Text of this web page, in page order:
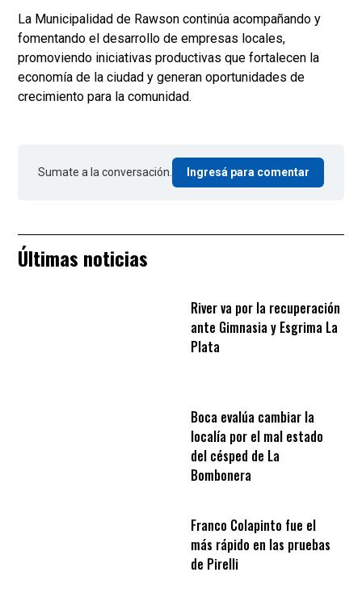
La Municipalidad de Rawson continúa acompañando y
fomentando el desarrollo de empresas locales,
promoviendo iniciativas productivas que fortalecen la
economía de la ciudad y generan oportunidades de
crecimiento para la comunidad.
Sumate a la conversación. Ingresá para comentar
Últimas noticias
River va por la recuperación
ante Gimnasia y Esgrima La
Plata
Boca evalúa cambiar la
localía por el mal estado
del césped de La
Bombonera
Franco Colapinto fue el
más rápido en las pruebas
de Pirelli